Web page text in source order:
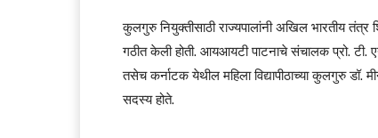
कुलगुरु नियुक्तीसाठी राज्यपालांनी अखिल भारतीय तंत्र
गठीत केली होती. आयआयटी पाटनाचे संचालक प्रो. टी.
तसेच कर्नाटक येथील महिला विद्यापीठाच्या कुलगुरु डॉ.
सदस्य होते.